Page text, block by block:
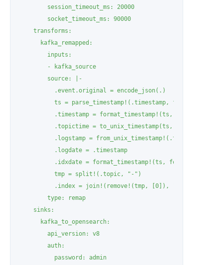
        session_timeout_ms: 20000
        socket_timeout_ms: 90000
    transforms:
      kafka_remapped:
        inputs:
        - kafka_source
        source: |-
          .event.original = encode_json(.)
          ts = parse_timestamp!(.timestamp, format: "%+")
.timestamp = format_timestamp!(ts, format:
.topictime = to_unix_timestamp(ts, unit:
.logstamp = from_unix_timestamp!(.topictime,
          .logdate = .timestamp
.idxdate = format_timestamp!(ts, format:
          tmp = split!(.topic, "-")
          .index = join!(remove!(tmp, [0]), "-")
        type: remap
    sinks:
      kafka_to_opensearch:
        api_version: v8
        auth:
          password: admin